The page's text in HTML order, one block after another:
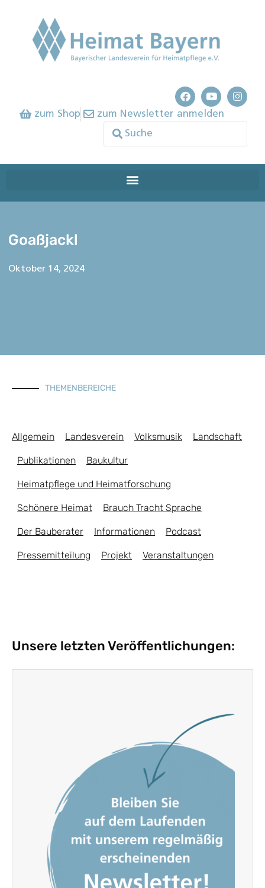
zum Shop zum Newsletter anmelden
Goaßjackl
Oktober 14, 2024
THEMENBEREICHE
Allgemein Landesverein Volksmusik Landschaft
Publikationen Baukultur
Heimatpflege und Heimatforschung
Schönere Heimat Brauch Tracht Sprache
Der Bauberater Informationen Podcast
Pressemitteilung Projekt Veranstaltungen
Unsere letzten Veröffentlichungen: